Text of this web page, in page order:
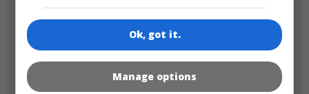
Ok, got it.
Manage options